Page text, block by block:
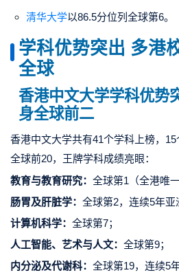
清华大学以86.5分位列全球第6。
学科优势突出 多港
全球
香港中文大学学科优势
身全球前二
香港中文大学共有41个学科上榜，
全球前20，王牌学科成绩亮眼：
教育与教育研究： 全球第1（全港唯
肠胃及肝脏学： 全球第2，连续5年亚
计算机科学： 全球第7；
人工智能、艺术与人文： 全球第9；
内分泌及代谢科： 全球第19，连续5